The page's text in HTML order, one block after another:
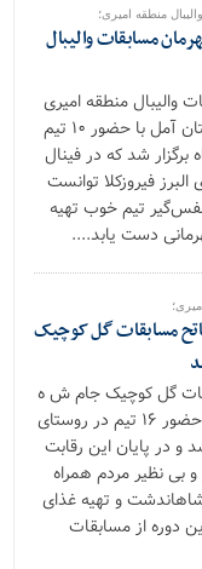
منطقه امیری؛
مسابقات والیبال
والیبال منطقه امیری
بخش لاریجان شهرستان آمل با حضور ۱۰ تیم
شد که در فینال
فیروزکلا توانست
تیم خوب تهیه
دست یابد....
مسابقات گل کوچیک
گل کوچیک جام ش ه
دای امیری لاریجان با حضور ۱۶ تیم در روستای
شد و در پایان این رقابت
بی نظیر مردم همراه
و تهیه غذای
دوره از مسابقات